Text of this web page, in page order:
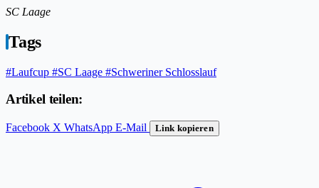
SC Laage
Tags
#Laufcup #SC Laage #Schweriner Schlosslauf
Artikel teilen:
Facebook X WhatsApp E-Mail Link kopieren